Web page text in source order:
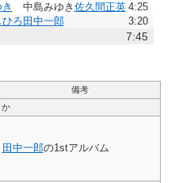
中島みゆき 佐久間正英 4:25
ろ 田中一郎 3:20
7:45
備考
か
田中一郎の1stアルバム